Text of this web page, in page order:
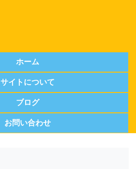
ホーム
サイトについて
ブログ
お問い合わせ